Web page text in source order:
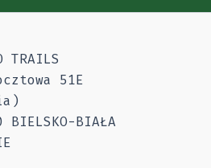
TRAILS
51E
BIELSKO-BIAŁA